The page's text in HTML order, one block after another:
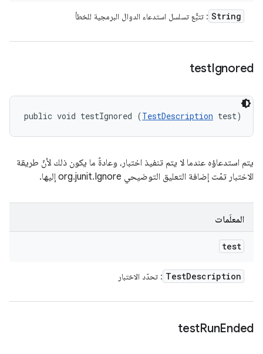
String : تتبُّع تسلسل استدعاء الدوال البرمجية للخطأ
testIgnored
public void testIgnored (TestDescription test)
يتم استدعاؤه عندما لا يتم تنفيذ اختبار، وعادةً ما يكون ذلك لأنّ طريقة
الاختبار تمّت إضافة التعليق التوضيحي org.junit.Ignore إليها.
المعلَمات
test
TestDescription : تحدّد الاختبار
testRunEnded